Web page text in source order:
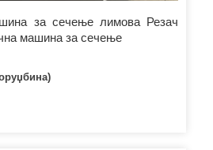
за сечење лимова Резач
машина за сечење